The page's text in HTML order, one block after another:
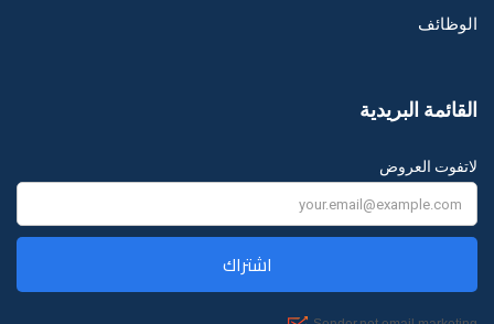
الوظائف
القائمة البريدية
لاتفوت العروض